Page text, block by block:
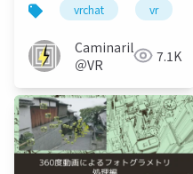
vrchat vr
CaminariLei
＠VR
7.1K